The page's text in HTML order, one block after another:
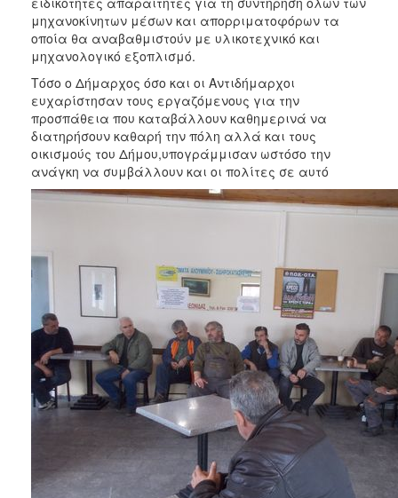
μηχανοκίνητων μέσων και απορριματοφόρων τα
οποία θα αναβαθμιστούν με υλικοτεχνικό και
μηχανολογικό εξοπλισμό.
Τόσο ο Δήμαρχος όσο και οι Αντιδήμαρχοι
ευχαρίστησαν τους εργαζόμενους για την
προσπάθεια που καταβάλλουν καθημερινά να
διατηρήσουν καθαρή την πόλη αλλά και τους
οικισμούς του Δήμου,υπογράμμισαν ωστόσο την
ανάγκη να συμβάλλουν και οι πολίτες σε αυτό